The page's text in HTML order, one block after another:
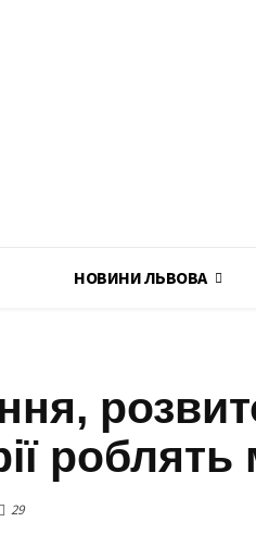
НОВИНИ ЛЬВОВА
29